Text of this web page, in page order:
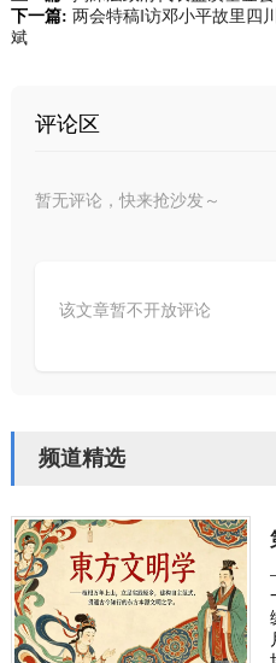
下一篇: 两会特稿‖访邓小平故里四
斌
评论区
暂无评论，快来抢沙发～
该文章暂不开放评论
频道精选